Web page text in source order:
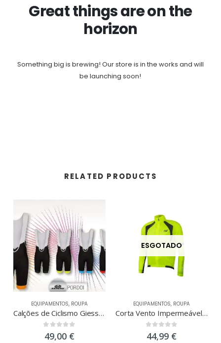
Great things are on the
horizon
Something big is brewing! Our store is in the works and will
be launching soon!
RELATED PRODUCTS
EQUIPAMENTOS, ROUPA
Calções de Ciclismo Giessegi Pordoi Tamanho XS
out of 5
49,00 €
ESGOTADO
EQUIPAMENTOS, ROUPA
Corta Vento Impermeável Force X53
out of 5
44,99 €